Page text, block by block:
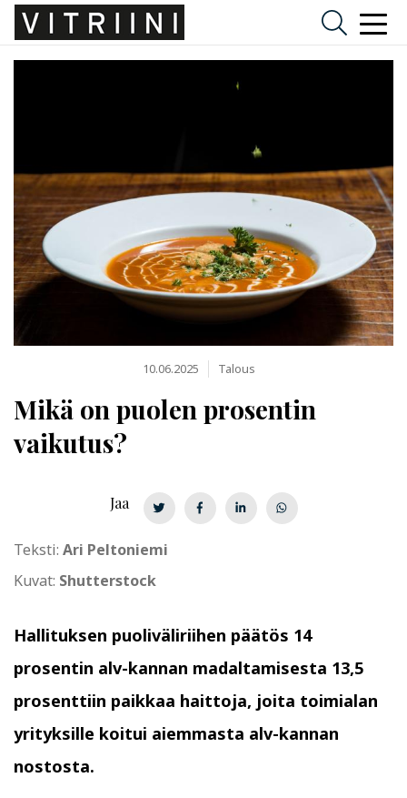
10.06.2025 Talous
Mikä on puolen prosentin
vaikutus?
Teksti: Ari Peltoniemi
Kuvat: Shutterstock
Hallituksen puoliväliriihen päätös 14
prosentin alv-kannan madaltamisesta 13,5
prosenttiin paikkaa haittoja, joita toimialan
yrityksille koitui aiemmasta alv-kannan
nostosta.
Jaa